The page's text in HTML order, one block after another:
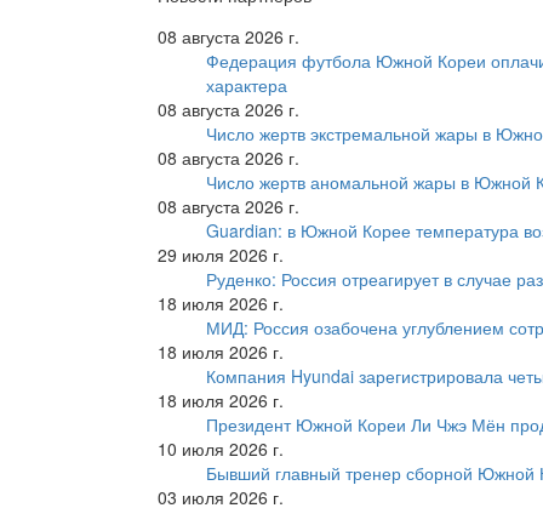
08 августа 2026 г.
Федерация футбола Южной Кореи
характера
08 августа 2026 г.
Число жертв экстремальной жары в
08 августа 2026 г.
Число жертв аномальной жары в Южной
08 августа 2026 г.
Guardian: в Южной Корее температура
29 июля 2026 г.
Руденко: Россия отреагирует в случае
18 июля 2026 г.
МИД: Россия озабочена углублением
18 июля 2026 г.
Компания Hyundai зарегистрировала
18 июля 2026 г.
Президент Южной Кореи Ли Чжэ Мён
10 июля 2026 г.
Бывший главный тренер сборной Южной
03 июля 2026 г.